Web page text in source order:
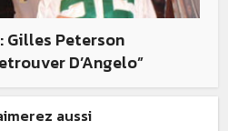
Gilles Peterson
D’Angelo”
aussi